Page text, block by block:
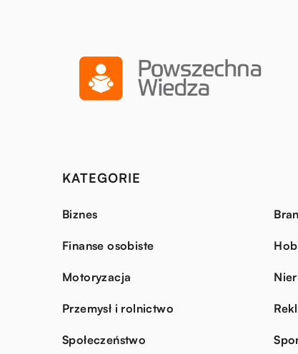
KATEGORIE
Biznes
Finanse osobiste
Motoryzacja
Przemysł i rolnictwo
Społeczeństwo